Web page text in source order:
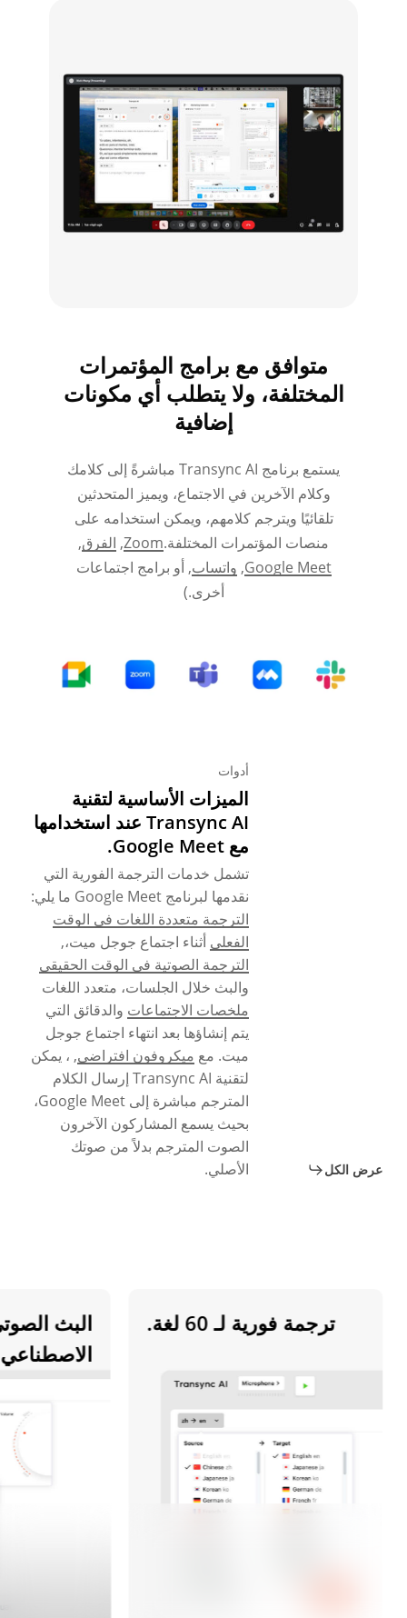
متوافق مع برامج المؤتمرات
المختلفة، ولا يتطلب أي مكونات
إضافية
يستمع برنامج Transync AI مباشرةً إلى كلامك
وكلام الآخرين في الاجتماع، ويميز المتحدثين
تلقائيًا ويترجم كلامهم، ويمكن استخدامه على
منصات المؤتمرات المختلفة.Zoom
, الفرق,
Google Meet
, واتساب, أو برامج اجتماعات
أخرى.)
أدوات
الميزات الأساسية لتقنية
Transync AI عند استخدامها
مع Google Meet.
تشمل خدمات الترجمة الفورية التي
نقدمها لبرنامج Google Meet ما يلي:
الترجمة متعددة اللغات في الوقت
الفعلي أثناء اجتماع جوجل ميت،,
الترجمة الصوتية في الوقت الحقيقي
والبث خلال الجلسات، متعدد اللغات
ملخصات الاجتماعات والدقائق التي
يتم إنشاؤها بعد انتهاء اجتماع جوجل
ميت. مع ميكروفون افتراضي, ، يمكن
لتقنية Transync AI إرسال الكلام
المترجم مباشرة إلى Google Meet،
بحيث يسمع المشاركون الآخرون
الصوت المترجم بدلاً من صوتك
الأصلي.
عرض الكل
ترجمة فورية لـ 60 لغة.
البث الصوتي
الاصطناعي